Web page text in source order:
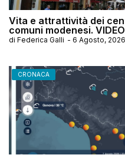
Vita e attrattività dei
comuni modenesi. VIDEO
di Federica Galli - 6 Agosto, 2026
CRONACA